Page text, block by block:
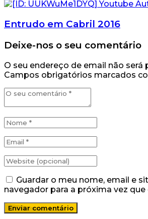
Entrudo em Cabril 2016
Deixe-nos o seu comentário
O seu endereço de email não será
Campos obrigatórios marcados
Guardar o meu nome, email e
navegador para a próxima vez